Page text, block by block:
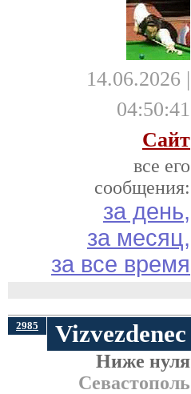
14.06.2026 |
04:50:41
Сайт
все его
сообщения:
за день,
за месяц,
за все время
2985 Vizvezdenec
Ниже нуля
Севастополь